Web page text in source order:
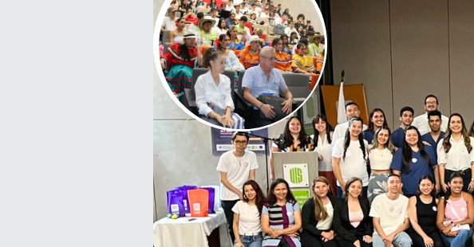
UNIRED online
UNIRED v-Library